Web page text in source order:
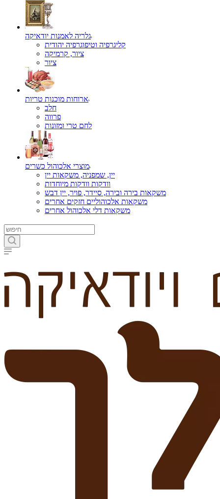
גלריה לאמנות יודאיקה
קליגרפיה וטיפוגרפיה יהודית
ציור, קרמיקה
ציור
ארוחות מוכנות טריות
חלב
פרווה
לחם טרי ומזונות
מוצרי אלכוהול כשרים
יין, שמפניה, משקאות יין
וודקות וודקות מיוחדות
משקאות בירה ובירה, סיידר, פויר, יין דבש
משקאות אלכוהוליים חזקים אחרים
משקאות דלי אלכוהול אחרים